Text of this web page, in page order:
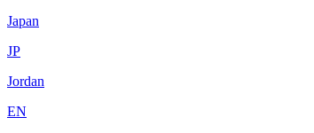
Japan
JP
Jordan
EN